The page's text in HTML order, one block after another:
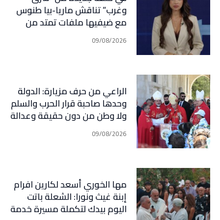
وغرب” تناقش ماريا-بيا طنوس
مع ضيفيها ملفات تمتد من
لبنان وإيران إلى إسبانيا
والمغرب: مفاوضات، صراع نفوذ،
09/08/2026
الراعي من حرف مزيارة: الدولة
وحدها صاحبة قرار الحرب والسلم
ولا وطن من دون حقيقة وعدالة
ومحاسبة
09/08/2026
مها الخوري أسعد لكارين افرام
إبنة غيث ونورا: الشعلة باتت
اليوم بيدك لتكملة مسيرة خدمة